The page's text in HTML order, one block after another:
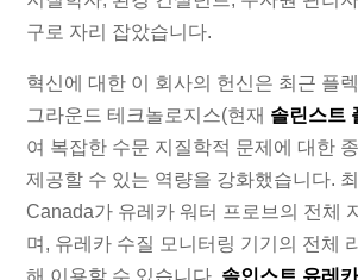
구로 자리 잡았습니다.
혁신에 대한 이 회사의 헌신은 최근 플
그라운드 테크놀로지스(현재 솔린스트
여 복잡한 수문 지질학적 문제에 대한
제공할 수 있는 역량을 강화했습니다.
Canada가 유레카 워터 프로브의 전체
며, 유레카 수질 모니터링 기기의 전체
해 이용할 수 있습니다. 솔인스트 유레